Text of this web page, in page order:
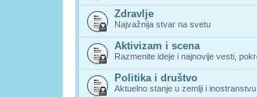
Zdravlje
Najvažnija stvar na svetu
Aktivizam i scena
Razmenite ideje i najnovije vesti,
Politika i društvo
Aktuelno stanje u zemlji i inostranstvu